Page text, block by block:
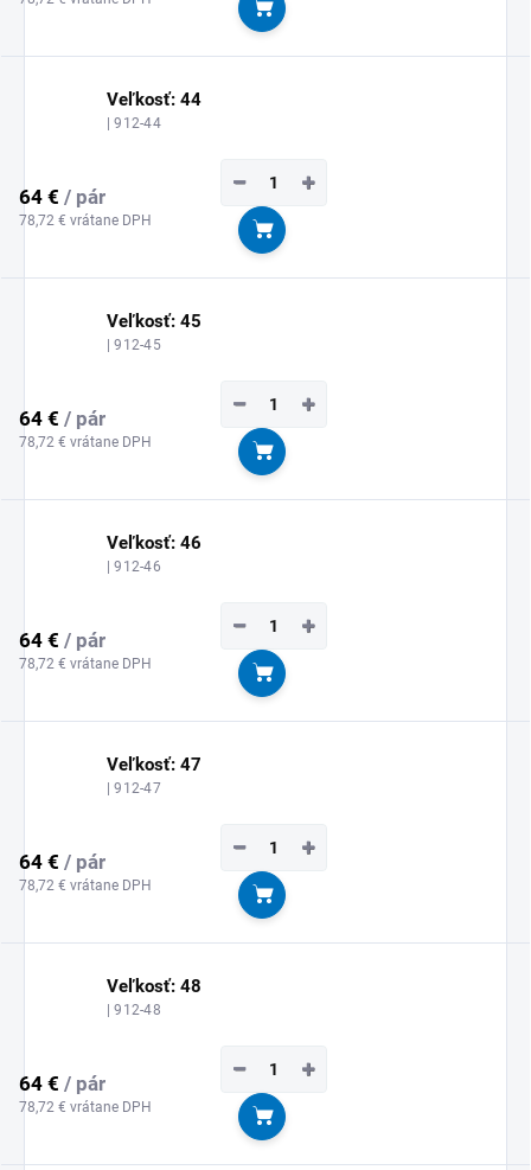
Do košíka
Veľkosť: 44
| 912-44
64 € / pár
78,72 € vrátane DPH
+
−
Do košíka
Veľkosť: 45
| 912-45
64 € / pár
78,72 € vrátane DPH
+
−
Do košíka
Veľkosť: 46
| 912-46
64 € / pár
78,72 € vrátane DPH
+
−
Do košíka
Veľkosť: 47
| 912-47
64 € / pár
78,72 € vrátane DPH
+
−
Do košíka
Veľkosť: 48
| 912-48
64 € / pár
78,72 € vrátane DPH
+
−
Do košíka